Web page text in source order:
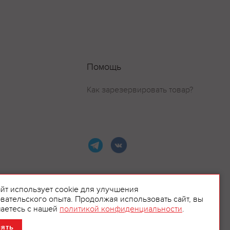
Помощь
Как зарезервировать товар?
использует cookie для улучшения
опыта. Продолжая использовать сайт, вы
с нашей политикой конфиденциальности.